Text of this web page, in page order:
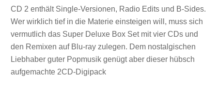
CD 2 enthält Single-Versionen, Radio Edits und B-Sides.
Wer wirklich tief in die Materie einsteigen will, muss sich
vermutlich das Super Deluxe Box Set mit vier CDs und
den Remixen auf Blu-ray zulegen. Dem nostalgischen
Liebhaber guter Popmusik genügt aber dieser hübsch
aufgemachte 2CD-Digipack